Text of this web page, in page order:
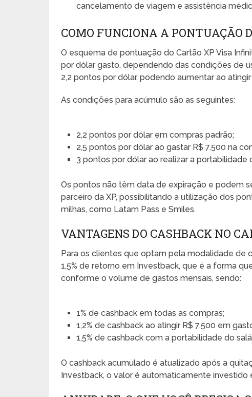
cancelamento de viagem e assistência
COMO FUNCIONA A PONTUAÇÃO
O esquema de pontuação do Cartão XP Visa
por dólar gasto, dependendo das condições de
2,2 pontos por dólar, podendo aumentar ao
As condições para acúmulo são as seguintes:
2,2 pontos por dólar em compras padrão;
2,5 pontos por dólar ao gastar R$ 7.500 na
3 pontos por dólar ao realizar a portabilidade
Os pontos não têm data de expiração e podem
parceiro da XP, possibilitando a utilização dos
milhas, como Latam Pass e Smiles.
VANTAGENS DO CASHBACK NO
Para os clientes que optam pela modalidade de
1,5% de retorno em Investback, que é a forma
conforme o volume de gastos mensais, sendo:
1% de cashback em todas as compras;
1,2% de cashback ao atingir R$ 7.500 em
1,5% de cashback com a portabilidade do
O cashback acumulado é atualizado após a
Investback, o valor é automaticamente investido